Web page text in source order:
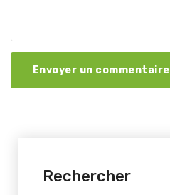
Envoyer un commentaire
Rechercher